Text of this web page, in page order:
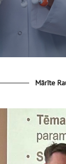
Mārīte